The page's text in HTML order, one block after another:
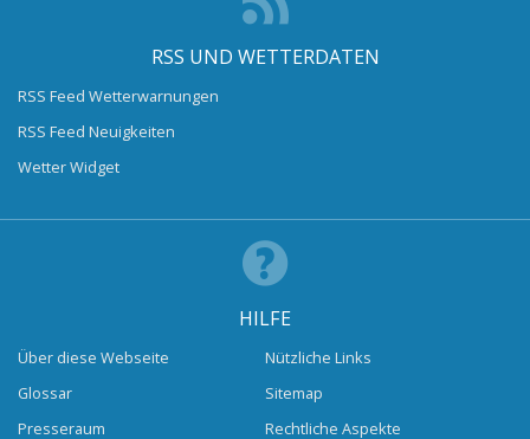
RSS UND WETTERDATEN
RSS Feed Wetterwarnungen
RSS Feed Neuigkeiten
Wetter Widget
HILFE
Über diese Webseite
Glossar
Presseraum
Nützliche Links
Sitemap
Rechtliche Aspekte